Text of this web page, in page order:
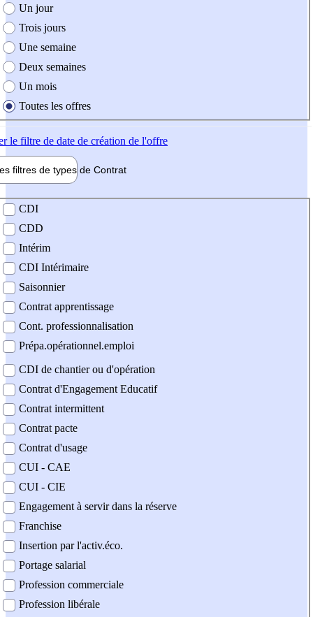
création de l'offre
Un jour
Trois jours
Une semaine
Deux semaines
Un mois
Toutes les offres
le filtre de date de création de l'offre
filtres de types de Contrat
contrat
CDI
CDD
Intérim
CDI Intérimaire
Saisonnier
Contrat apprentissage
Cont. professionnalisation
Prépa.opérationnel.emploi
CDI de chantier ou d'opération
Contrat d'Engagement Educatif
Contrat intermittent
Contrat pacte
Contrat d'usage
CUI - CAE
CUI - CIE
Engagement à servir dans la réserve
Franchise
Insertion par l'activ.éco.
Portage salarial
Profession commerciale
Profession libérale